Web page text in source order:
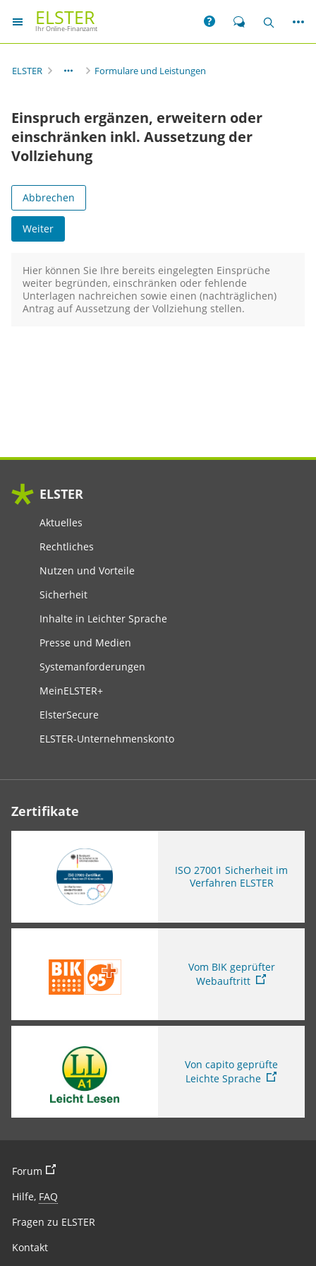
ELSTER
Ihr Online-Finanzamt
Hilfe Chat Suche
ELSTER Formulare und Leistungen
Einspruch ergänzen, erweitern oder
einschränken inkl. Aussetzung der
Vollziehung
Abbrechen
Weiter
Hier können Sie Ihre bereits eingelegten Einsprüche
weiter begründen, einschränken oder fehlende
Unterlagen nachreichen sowie einen (nachträglichen)
Antrag auf Aussetzung der Vollziehung stellen.
ELSTER
Aktuelles
Rechtliches
Nutzen und Vorteile
Sicherheit
Inhalte in Leichter Sprache
Presse und Medien
Systemanforderungen
MeinELSTER+
ElsterSecure
ELSTER-Unternehmenskonto
Zertifikate
ISO 27001 Sicherheit im
Verfahren ELSTER
Vom BIK geprüfter
Webauftritt
Von capito geprüfte
Leichte Sprache
Forum Sie verlassen die Seite
Hilfe, FAQ
Fragen zu ELSTER
Kontakt